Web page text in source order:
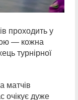
проходить у
— кожна
турнірної
матчів
очікує дуже